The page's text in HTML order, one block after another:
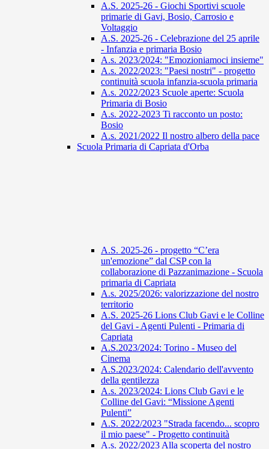
A.S. 2025-26 - Giochi Sportivi scuole
primarie di Gavi, Bosio, Carrosio e
Voltaggio
A.S. 2025-26 - Celebrazione del 25 aprile
- Infanzia e primaria Bosio
A.s. 2023/2024: "Emozioniamoci insieme"
A.s. 2022/2023: "Paesi nostri" - progetto
continuità scuola infanzia-scuola primaria
A.s. 2022/2023 Scuole aperte: Scuola
Primaria di Bosio
A.s. 2022-2023 Ti racconto un posto:
Bosio
A.s. 2021/2022 Il nostro albero della pace
Scuola Primaria di Capriata d'Orba
A.S. 2025-26 - progetto “C’era
un'emozione” dal CSP con la
collaborazione di Pazzanimazione - Scuola
primaria di Capriata
A.s. 2025/2026: valorizzazione del nostro
territorio
A.S. 2025-26 Lions Club Gavi e le Colline
del Gavi - Agenti Pulenti - Primaria di
Capriata
A.S.2023/2024: Torino - Museo del
Cinema
A.S.2023/2024: Calendario dell'avvento
della gentilezza
A.s. 2023/2024: Lions Club Gavi e le
Colline del Gavi: “Missione Agenti
Pulenti”
A.S. 2022/2023 "Strada facendo... scopro
il mio paese" - Progetto continuità
A.s. 2022/2023 Alla scoperta del nostro